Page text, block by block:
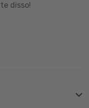
disso!